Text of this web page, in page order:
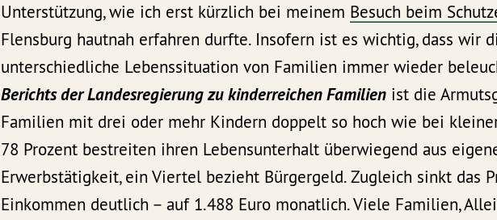
Unterstützung, wie ich erst kürzlich bei meinem Besuch beim
Flensburg hautnah erfahren durfte. Insofern ist es wichtig, dass wir
unterschiedliche Lebenssituation von Familien immer wieder
Berichts der Landesregierungzu kinderreichen Familien ist die
Familien mit drei oder mehr Kindern doppelt so hoch wie bei
78 Prozent bestreiten ihren Lebensunterhalt überwiegend aus
Erwerbstätigkeit, ein Viertel bezieht Bürgergeld. Zugleich sinkt das
Einkommen deutlich – auf 1.488 Euro monatlich. Viele Familien,